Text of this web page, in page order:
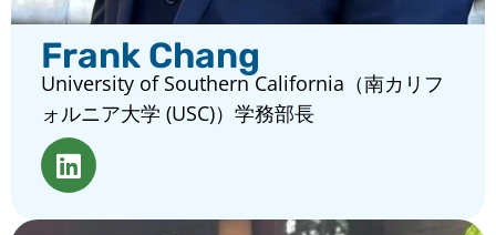
Frank Chang
University of Southern California（南カリフ
ォルニア大学 (USC)）学務部長